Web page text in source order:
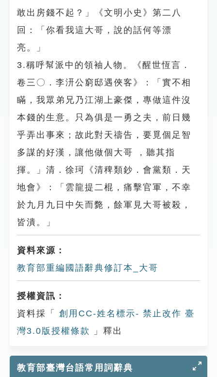
敢出房錢不起？」《文明小史》第二八
回：「你看我這大哥，說的話何等漂
亮。」
3.稱呼幫派中的領袖人物。《醒世恆言．
卷三〇．李汧公窮邸遇俠客》：「實不相
瞞，我眾弟兄乃江湖上豪傑，專做這件沒
本錢的生意。只為俱是一勇之夫，前日幾
乎弄出事來；故此對天禱告，要覓個足智
多謀的好漢，讓他做個大哥 ，聽其指
揮。」清．徐珂《清稗類鈔．會黨類．天
地會》：「雲龍提二棍，痛擊官軍，不幸
於九月九日中矢而斃，餘軍見大哥被殺，
皆潰。」
資料來源：
教育部重編國語辭典修訂本_大哥
授權資訊：
資料採「
創用CC-姓名標示- 禁止改作 臺
灣3.0版授權條款
」釋出
教育部臺灣台語常用詞辭典